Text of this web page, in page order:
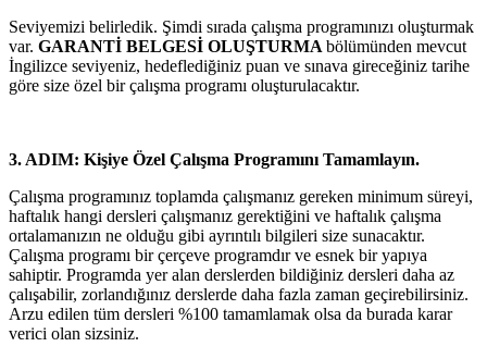
Seviyemizi belirledik. Şimdi sırada çalışma programınızı oluşturmak
var. GARANTİ BELGESİ OLUŞTURMA bölümünden mevcut
İngilizce seviyeniz, hedeflediğiniz puan ve sınava gireceğiniz tarihe
göre size özel bir çalışma programı oluşturulacaktır.
3. ADIM: Kişiye Özel Çalışma Programını Tamamlayın.
Çalışma programınız toplamda çalışmanız gereken minimum süreyi,
haftalık hangi dersleri çalışmanız gerektiğini ve haftalık çalışma
ortalamanızın ne olduğu gibi ayrıntılı bilgileri size sunacaktır.
Çalışma programı bir çerçeve programdır ve esnek bir yapıya
sahiptir. Programda yer alan derslerden bildiğiniz dersleri daha az
çalışabilir, zorlandığınız derslerde daha fazla zaman geçirebilirsiniz.
Arzu edilen tüm dersleri %100 tamamlamak olsa da burada karar
verici olan sizsiniz.